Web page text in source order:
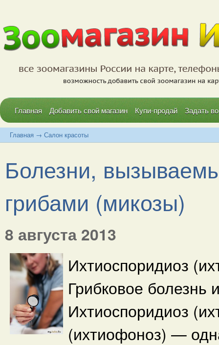
Главная Добавить свой магазин Купи-продай Задать
Главная → Салон красоты
Болезни,
грибами (микозы)
8 августа 2013
Ихтиоспоридиоз
Грибковое болезнь
Ихтиоспоридиоз
(ихтиофоноз) —